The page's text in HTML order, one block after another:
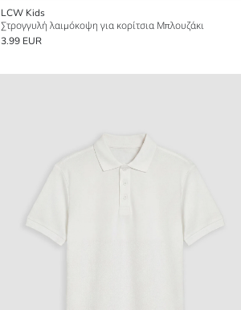
LCW Kids
Στρογγυλή λαιμόκοψη για κορίτσια Μπλουζάκι
3.99 EUR